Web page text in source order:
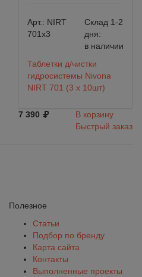
Арт.: NIRT
701х3
Склад 1-2
дня:
в наличии
Таблетки д/чистки
гидросистемы Nivona
NIRT 701 (3 х 10шт)
7 390
В корзину
Быстрый заказ
Полезное
Статьи
Подбор по бренду
Карта сайта
Контакты
Выполненные проекты